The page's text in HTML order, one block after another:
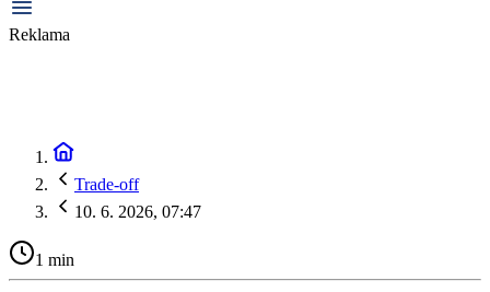
Reklama
Trade-off
10. 6. 2026, 07:47
1 min